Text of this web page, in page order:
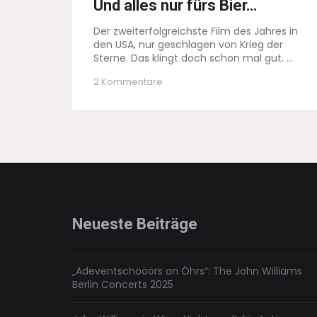
Und alles nur fürs Bier…
Der zweiterfolgreichste Film des Jahres in
den USA, nur geschlagen von Krieg der
Sterne. Das klingt doch schon mal gut. ...
2 Kommentare
Neueste Beiträge
„Adeventschööörs on Öhrs“: The John Williams
Berlin Concerts 2025